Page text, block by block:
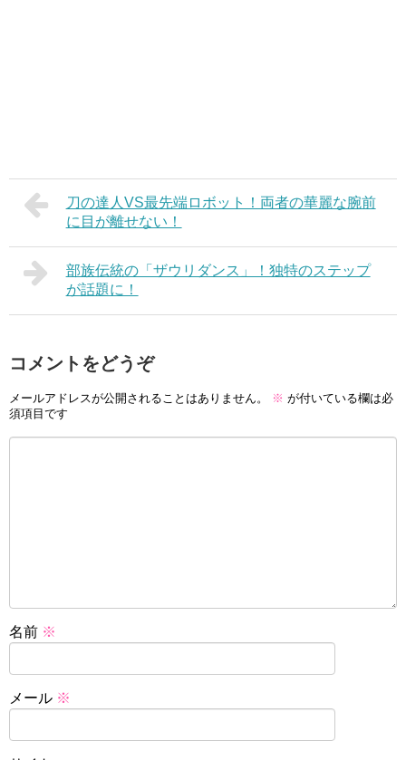
刀の達人VS最先端ロボット！両者の華麗な腕前
に目が離せない！
部族伝統の「ザウリダンス」！独特のステップ
が話題に！
コメントをどうぞ
メールアドレスが公開されることはありません。 ※ が付いている欄は必
須項目です
名前 ※
メール ※